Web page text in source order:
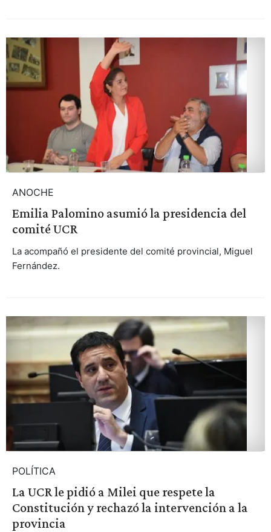
ANOCHE
Emilia Palomino asumió la presidencia del
comité UCR
La acompañó el presidente del comité provincial, Miguel
Fernández.
POLÍTICA
La UCR le pidió a Milei que respete la
Constitución y rechazó la intervención a la
provincia